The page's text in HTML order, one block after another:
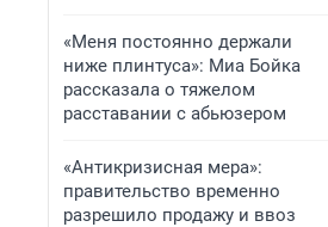
«Меня постоянно держали
ниже плинтуса»: Миа Бойка
рассказала о тяжелом
расставании с абьюзером
«Антикризисная мера»:
правительство временно
разрешило продажу и ввоз